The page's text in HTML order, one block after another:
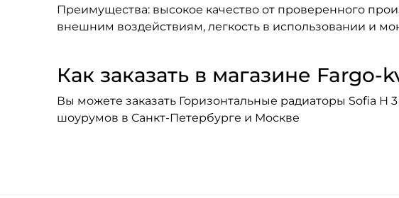
Преимущества: высокое качество от проверенного
внешним воздействиям, легкость в использовании и
Как заказать в магазине Fargo-
Вы можете заказать Горизонтальные радиаторы Sofia H
шоурумов в Санкт-Петербурге и Москве